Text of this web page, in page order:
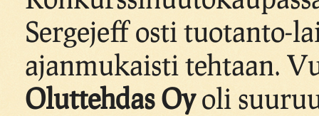
Sergejeff osti tuotanto-
ajanmukaisti tehtaan.
Oluttehdas Oyoli